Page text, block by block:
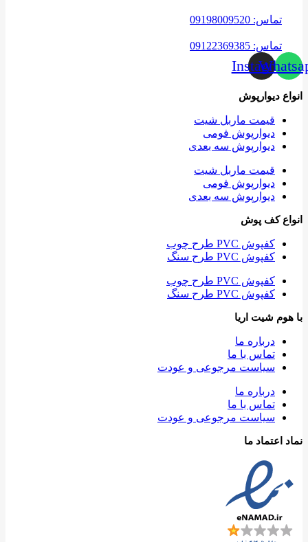
تماس: 09198009520
تماس: 09122369385
Instagram
انواع دیوارپوش
قیمت ماربل شیت
دیوارپوش فومی
دیوارپوش سه بعدی
قیمت ماربل شیت
دیوارپوش فومی
دیوارپوش سه بعدی
انواع کف پوش
کفپوش PVC طرح چوب
کفپوش PVC طرح سنگ
کفپوش PVC طرح چوب
کفپوش PVC طرح سنگ
با هوم شیت اریا
درباره ما
تماس با ما
سیاست مرجوعی و عودت
درباره ما
تماس با ما
سیاست مرجوعی و عودت
نماد اعتماد ما